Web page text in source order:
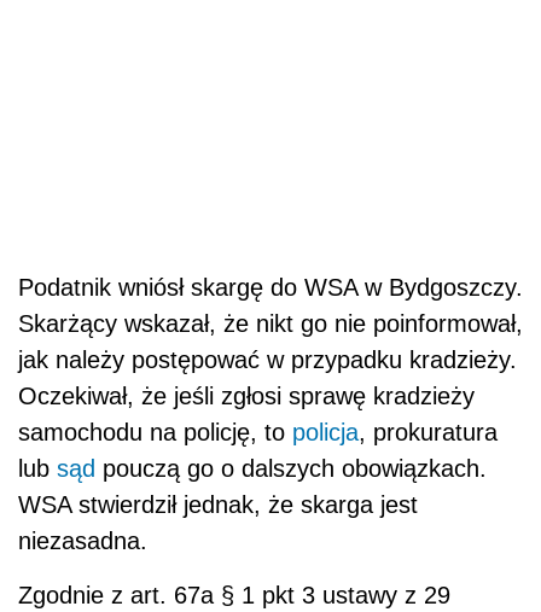
Podatnik wniósł skargę do WSA w Bydgoszczy.
Skarżący wskazał, że nikt go nie poinformował,
jak należy postępować w przypadku kradzieży.
Oczekiwał, że jeśli zgłosi sprawę kradzieży
samochodu na policję, to policja, prokuratura
lub sąd pouczą go o dalszych obowiązkach.
WSA stwierdził jednak, że skarga jest
niezasadna.
Zgodnie z art. 67a § 1 pkt 3 ustawy z 29